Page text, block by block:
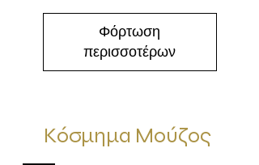
Φόρτωση
περισσοτέρων
Κόσμημα Μούζος